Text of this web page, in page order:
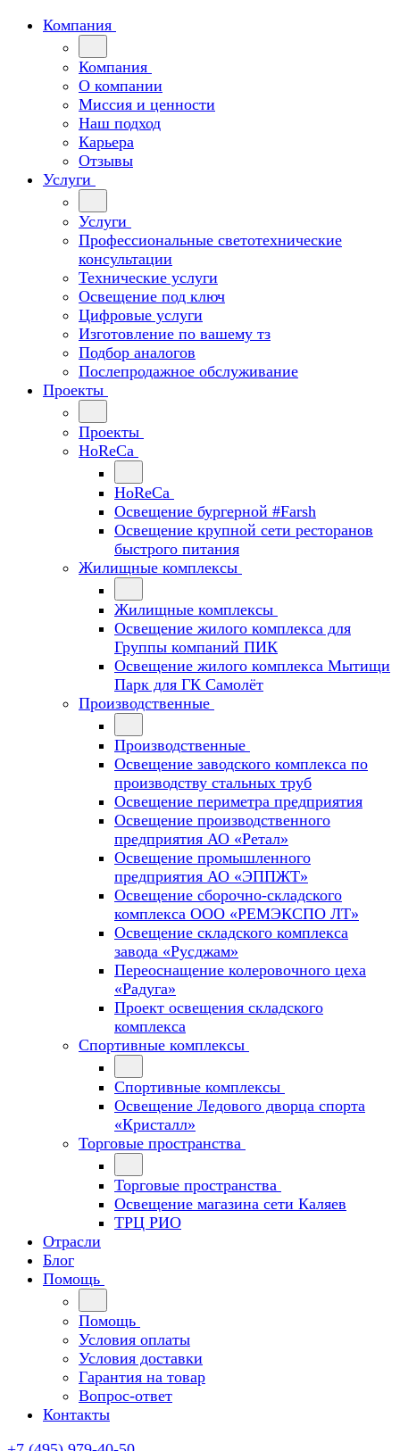
Компания
Компания
О компании
Миссия и ценности
Наш подход
Карьера
Отзывы
Услуги
Услуги
Профессиональные светотехнические
консультации
Технические услуги
Освещение под ключ
Цифровые услуги
Изготовление по вашему тз
Подбор аналогов
Послепродажное обслуживание
Проекты
Проекты
HoReCa
HoReCa
Освещение бургерной #Farsh
Освещение крупной сети ресторанов
быстрого питания
Жилищные комплексы
Жилищные комплексы
Освещение жилого комплекса для
Группы компаний ПИК
Освещение жилого комплекса Мытищи
Парк для ГК Самолёт
Производственные
Производственные
Освещение заводского комплекса по
производству стальных труб
Освещение периметра предприятия
Освещение производственного
предприятия АО «Ретал»
Освещение промышленного
предприятия АО «ЭППЖТ»
Освещение сборочно-складского
комплекса ООО «РЕМЭКСПО ЛТ»
Освещение складского комплекса
завода «Русджам»
Переоснащение колеровочного цеха
«Радуга»
Проект освещения складского
комплекса
Спортивные комплексы
Спортивные комплексы
Освещение Ледового дворца спорта
«Кристалл»
Торговые пространства
Торговые пространства
Освещение магазина сети Каляев
ТРЦ РИО
Отрасли
Блог
Помощь
Помощь
Условия оплаты
Условия доставки
Гарантия на товар
Вопрос-ответ
Контакты